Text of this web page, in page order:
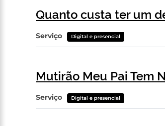
Quanto custa ter um
Serviço Digital e presencial
Mutirão Meu Pai Tem
Serviço Digital e presencial